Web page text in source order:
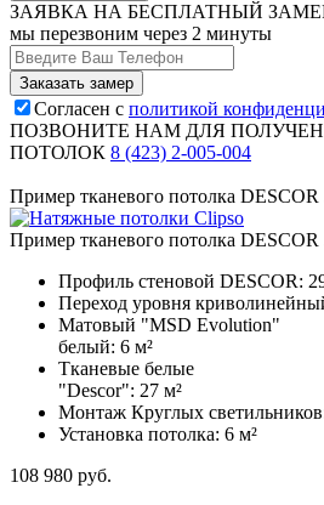
ЗАЯВКА НА БЕСПЛАТНЫЙ
мы перезвоним через 2 минуты
Согласен с политикой
ПОЗВОНИТЕ НАМ ДЛЯ
ПОТОЛОК 8 (423) 2-005-004
Пример тканевого потолка DESCOR
Пример тканевого потолка DESCOR
Профиль стеновой DESCOR:
Переход уровня
Матовый "MSD Evolution"
белый: 6 м²
Тканевые белые
"Descor": 27 м²
Монтаж Круглых
Установка потолка: 6 м²
108 980 руб.